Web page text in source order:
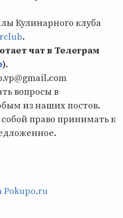
Кулинарного клуба
.
чат в Телеграм
).
вопросы в
из наших постов.
право принимать к